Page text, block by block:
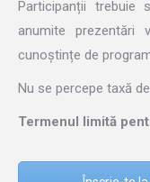
Participanții trebuie
anumite
cunoștințe de
Nu se percepe taxă
Termenul limită